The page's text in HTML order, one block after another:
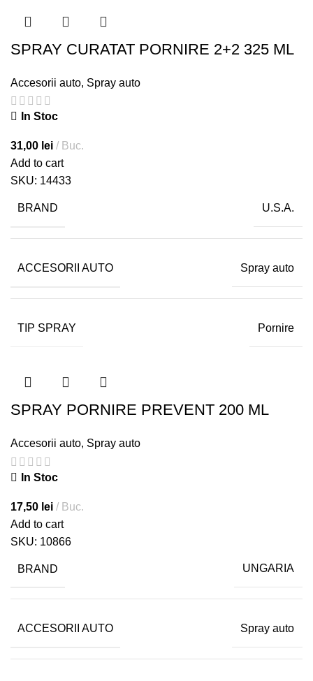
SPRAY CURATAT PORNIRE 2+2 325 ML
Accesorii auto, Spray auto
In Stoc
31,00 lei
Buc.
Add to cart
SKU: 14433
BRAND U.S.A.
ACCESORII AUTO Spray auto
TIP SPRAY Pornire
SPRAY PORNIRE PREVENT 200 ML
Accesorii auto, Spray auto
In Stoc
17,50 lei
Buc.
Add to cart
SKU: 10866
BRAND UNGARIA
ACCESORII AUTO Spray auto